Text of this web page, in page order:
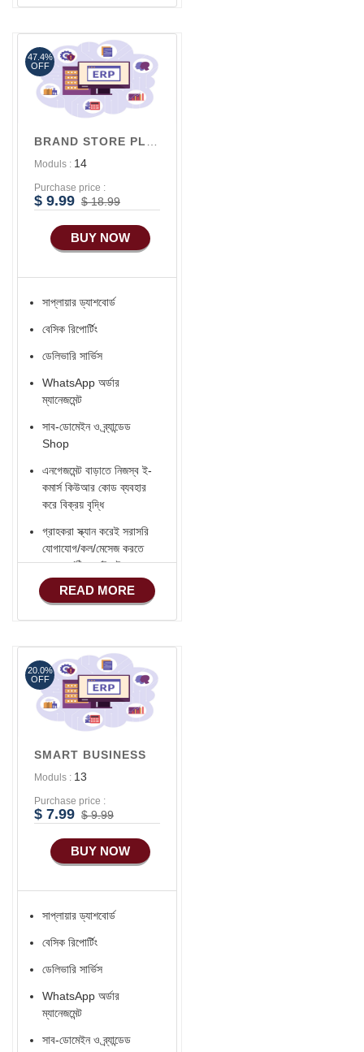
Moduls : 14
Purchase price :
$ 9.99 $ 18.99
BUY NOW
সাপ্লায়ার ড্যাশবোর্ড
বেসিক রিপোর্টিং
ডেলিভারি সার্ভিস
WhatsApp অর্ডার
ম্যানেজমেন্ট
সাব-ডোমেইন ও ব্র্যান্ডেড
Shop
এনগেজমেন্ট বাড়াতে নিজস্ব ই-
কমার্স কিউআর কোড ব্যবহার
করে বিক্রয় বৃদ্ধি
গ্রাহকরা স্ক্যান করেই সরাসরি
যোগাযোগ/কল/মেসেজ করতে
পারবেন (ঠিকানা/ইমেইল -
হোয়াটসঅ্যাপ - ফোন)
Verified ভেন্ডর Badge
(Facebook -
YouTube - Instagram
- LinkedIn - TikTok ..)
ফেসবুক শপ কানেকশন
ওয়েবসাইটের ভিজিটর
এক্টিভিটি রেকর্ড করে টার্গেটেড
নিজস্ব ব্র্যান্ডেড বারকোড
সিস্টেম
প্রতি মাসে 12 টি পণ্য
READ MORE
47.4%
OFF
SMART BUSINESS
Moduls : 13
Purchase price :
$ 7.99 $ 9.99
BUY NOW
সাপ্লায়ার ড্যাশবোর্ড
বেসিক রিপোর্টিং
ডেলিভারি সার্ভিস
WhatsApp অর্ডার
ম্যানেজমেন্ট
সাব-ডোমেইন ও ব্র্যান্ডেড
20.0%
OFF